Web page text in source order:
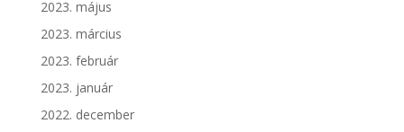
2023. május
2023. március
2023. február
2023. január
2022. december